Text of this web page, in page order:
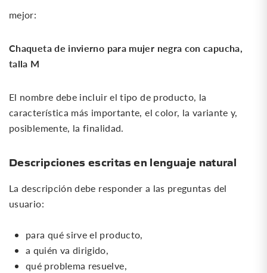
mejor:
Chaqueta de invierno para mujer negra con capucha,
talla M
El nombre debe incluir el tipo de producto, la
característica más importante, el color, la variante y,
posiblemente, la finalidad.
Descripciones escritas en lenguaje natural
La descripción debe responder a las preguntas del
usuario:
para qué sirve el producto,
a quién va dirigido,
qué problema resuelve,